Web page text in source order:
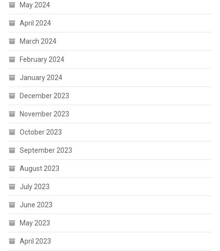
May 2024
April 2024
March 2024
February 2024
January 2024
December 2023
November 2023
October 2023
September 2023
August 2023
July 2023
June 2023
May 2023
April 2023